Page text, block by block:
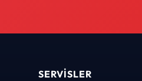
SERVISLER